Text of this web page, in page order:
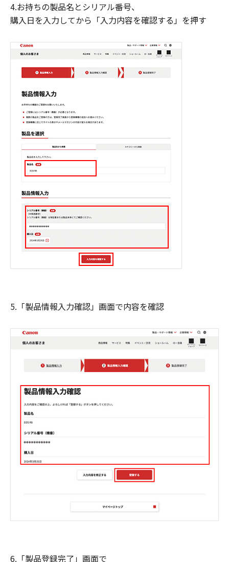
4.お持ちの製品名とシリアル番号、
購入日を入力してから「入力内容を確認する」を押す
5.「製品情報入力確認」画面で内容を確認
6.「製品登録完了」画面で